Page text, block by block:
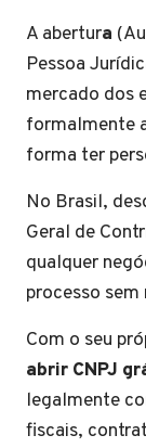
A abertura
Pessoa
mercado dos
formalmente
forma ter
No Brasil,
Geral de
qualquer
processo
Com o seu
abrir CNPJ
legalmente
fiscais,